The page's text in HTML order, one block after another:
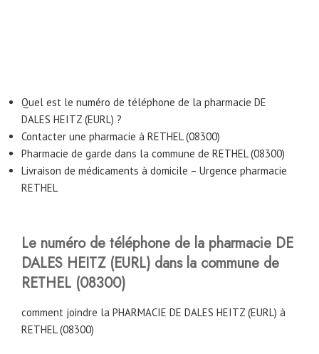
Quel est le numéro de téléphone de la pharmacie DE
DALES HEITZ (EURL) ?
Contacter une pharmacie à RETHEL (08300)
Pharmacie de garde dans la commune de RETHEL (08300)
Livraison de médicaments à domicile – Urgence pharmacie
RETHEL
Le numéro de téléphone de la pharmacie DE
DALES HEITZ (EURL) dans la commune de
RETHEL (08300)
comment joindre la PHARMACIE DE DALES HEITZ (EURL) à
RETHEL (08300)